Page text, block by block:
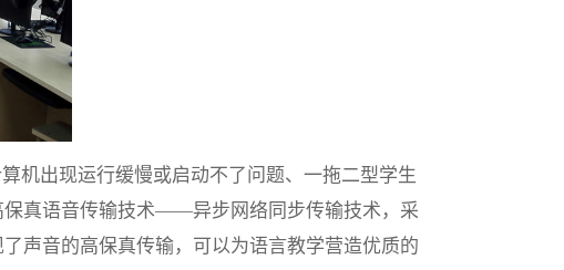
机出现运行缓慢或启动不了问题、一拖二型学生
保真语音传输技术——异步网络同步传输技术，采
声音的高保真传输，可以为语言教学营造优质的